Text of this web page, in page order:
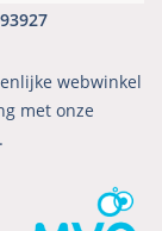
webwinkel
met onze
.